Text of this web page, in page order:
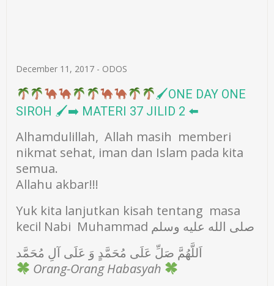
December 11, 2017 - ODOS
🖌ONE DAY ONE
SIROH 🖌➡ MATERI 37 JILID 2 ⬅
Alhamdulillah, Allah masih memberi
nikmat sehat, iman dan Islam pada kita
semua.
Allahu akbar!!!
Yuk kita lanjutkan kisah tentang masa
kecil Nabi Muhammad صلى الله عليه وسلم
اَللَّهُمَّ صَلِّ عَلَى مُحَمَّدٍ وَ عَلَى آلِ مُحَمَّد
Orang-Orang Habasyah